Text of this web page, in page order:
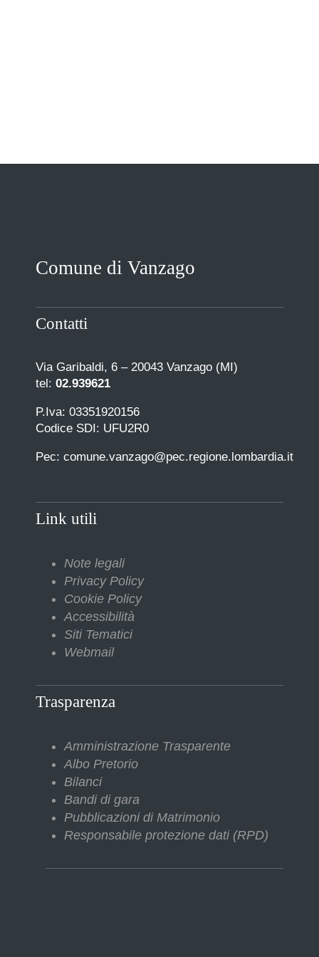
Comune di Vanzago
Contatti
Via Garibaldi, 6 – 20043 Vanzago (MI)
tel: 02.939621
P.Iva: 03351920156
Codice SDI: UFU2R0
Pec: comune.vanzago@pec.regione.lombardia.it
Link utili
Note legali
Privacy Policy
Cookie Policy
Accessibilità
Siti Tematici
Webmail
Trasparenza
Amministrazione Trasparente
Albo Pretorio
Bilanci
Bandi di gara
Pubblicazioni di Matrimonio
Responsabile protezione dati (RPD)